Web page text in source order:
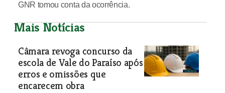
GNR tomou conta da ocorrência.
Mais Notícias
Câmara revoga concurso da
escola de Vale do Paraíso após
erros e omissões que
encarecem obra